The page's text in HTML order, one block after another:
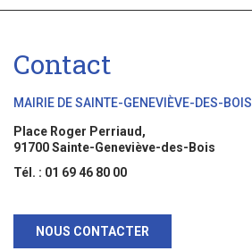
Contact
MAIRIE DE SAINTE-GENEVIÈVE-DES-BOIS
Place Roger Perriaud,
91700 Sainte-Geneviève-des-Bois
Tél. : 01 69 46 80 00
NOUS CONTACTER